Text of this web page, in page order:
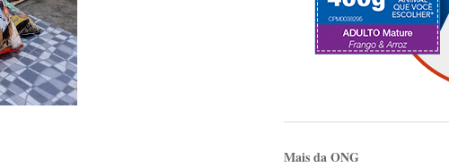
Mais da ONG